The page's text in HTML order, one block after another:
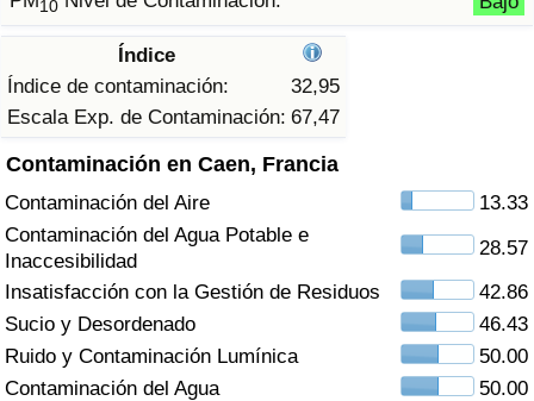
10
Índice
Índice de contaminación:
32,95
Escala Exp. de Contaminación: 67,47
Contaminación en Caen, Francia
Contaminación del Aire
13.33
Contaminación del Agua Potable e
Inaccesibilidad
28.57
Insatisfacción con la Gestión de Residuos
42.86
Sucio y Desordenado
46.43
Ruido y Contaminación Lumínica
50.00
Contaminación del Agua
50.00
en aqaba
Delincuencia
Calificación del Índice de Criminalidad
(Actual)
Índice de Criminalidad
Índice de criminalidad por país
Sanidad